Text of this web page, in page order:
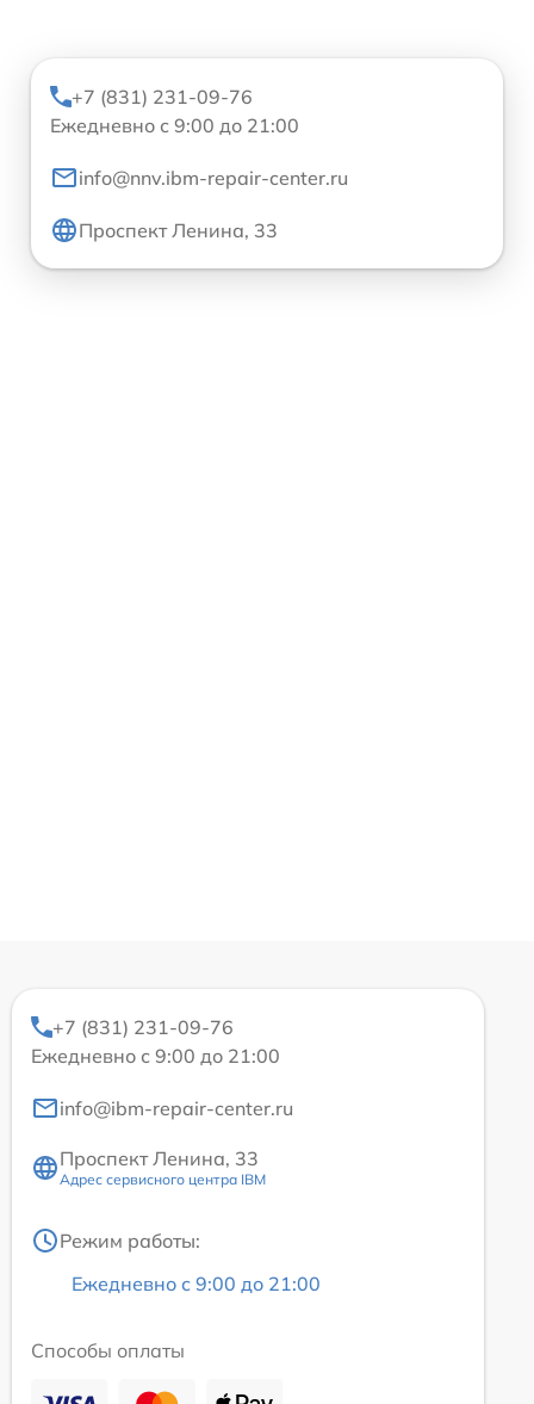
+7 (831) 231-09-76
Ежедневно с 9:00 до 21:00
info@nnv.ibm-repair-center.ru
Проспект Ленина, 33
+7 (831) 231-09-76
Ежедневно с 9:00 до 21:00
info@ibm-repair-center.ru
Проспект Ленина, 33
Адрес сервисного центра IBM
Режим работы:
Ежедневно с 9:00 до 21:00
Способы оплаты